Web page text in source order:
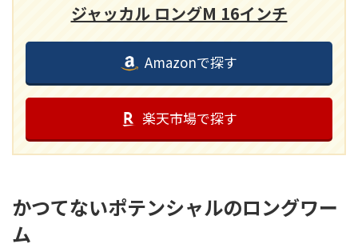
ジャッカル ロングM 16インチ
Amazonで探す
楽天市場で探す
かつてないポテンシャルのロングワー
ム